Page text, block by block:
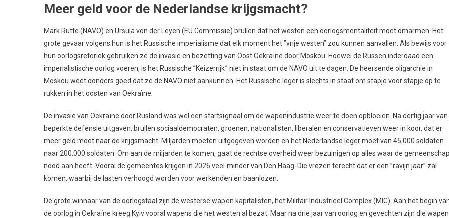
Meer geld voor de Nederlandse krijgsmacht?
Mark Rutte (NAVO) en Ursula von der Leyen (EU Commissie) brullen dat het westen een oorlogsmentaliteit moet omarmen. Het
grote gevaar volgens hun is het Russische imperialisme dat elk moment het ’’vrije westen’’ zou kunnen aanvallen. Als bewijs voor
hun oorlogsretoriek gebruiken ze de invasie en bezetting van Oost Oekraïne door Moskou. Hoewel de Russen inderdaad een
imperialistische oorlog voeren, is het Russische ’’Keizerrijk’’ niet in staat om de NAVO uit te dagen. De heersende oligarchie in
Moskou weet donders goed dat ze de NAVO niet aankunnen. Het Russische leger is slechts in staat om stapje voor stapje op te
rukken in het oosten van Oekraïne.
De invasie van Oekraïne door Rusland was wel een startsignaal om de wapenindustrie weer te doen opbloeien. Na dertig jaar van
beperkte defensie uitgaven, brullen sociaaldemocraten, groenen, nationalisten, liberalen en conservatieven weer in koor, dat er
meer geld moet naar de krijgsmacht. Miljarden moeten uitgegeven worden en het Nederlandse leger moet van 45.000 soldaten
naar 200.000 soldaten. Om aan de miljarden te komen, gaat de rechtse overheid weer bezuinigen op alles waar de
nood aan heeft. Vooral de gemeentes krijgen in 2026 veel minder van Den Haag. Die vrezen terecht dat er een ’’ravijn jaar’’ zal
komen, waarbij de lasten verhoogd worden voor werkenden en baanlozen.
De grote winnaar van de oorlogstaal zijn de westerse wapen kapitalisten, het Militair Industrieel Complex (MIC). Aan het begin
de oorlog in Oekraïne kreeg Kyiv vooral wapens die het westen al bezat. Maar na drie jaar van oorlog en gevechten zijn die